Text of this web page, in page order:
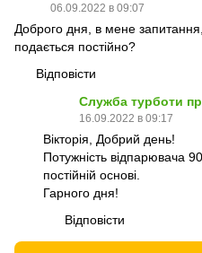
06.09.2022 в 09:07
Доброго дня, в мене
подається постійно?
Відповісти
Служба турботи
16.09.2022 в 09:17
Вікторія, Добрий день!
Потужність відпарювача
постійній основі.
Гарного дня!
Відповісти